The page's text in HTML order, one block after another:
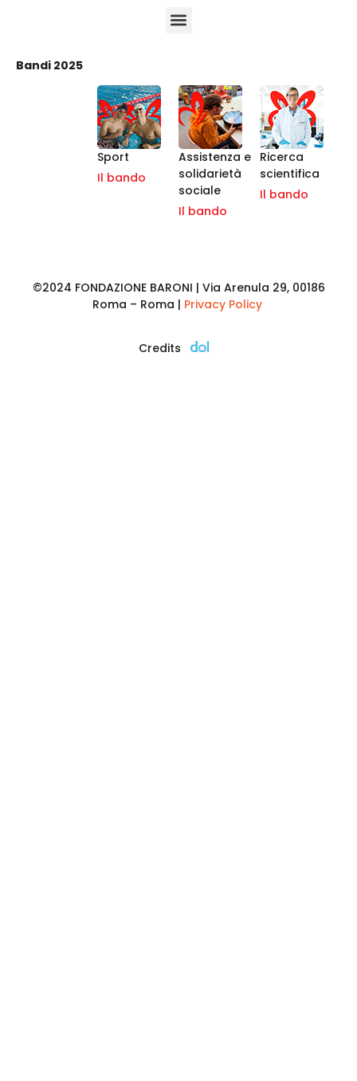
Bandi 2025
Sport
Il bando
Assistenza e
solidarietà
sociale
Il bando
Ricerca
scientifica
Il bando
©2024 FONDAZIONE BARONI | Via Arenula 29, 00186
Roma – Roma | Privacy Policy
Credits